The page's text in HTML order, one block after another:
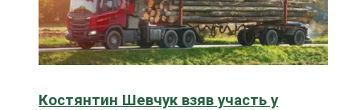
Костянтин Шевчук взяв участь у